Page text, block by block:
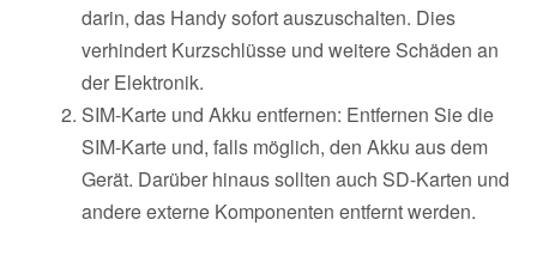
darin, das Handy sofort auszuschalten. Dies
verhindert Kurzschlüsse und weitere Schäden an
der Elektronik.
SIM-Karte und Akku entfernen: Entfernen Sie die
SIM-Karte und, falls möglich, den Akku aus dem
Gerät. Darüber hinaus sollten auch SD-Karten und
andere externe Komponenten entfernt werden.